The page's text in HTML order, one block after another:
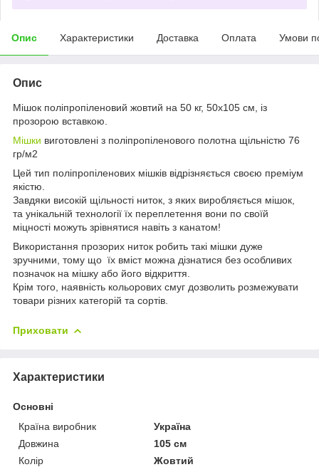
Опис Характеристики Доставка Оплата Умови
Опис
Мішок поліпропіленовий жовтий на 50 кг, 50х105 см, із
прозорою вставкою.
Мішки виготовлені з поліпропіленового полотна щільністю 76
гр/м2
Цей тип поліпропіленових мішків відрізняється своєю преміум
якістю.
Завдяки високій щільності ниток, з яких виробляється мішок,
та унікальній технології їх переплетення вони по своїй
міцності можуть зрівнятися навіть з канатом!
Використання прозорих ниток робить такі мішки дуже
зручними, тому що їх вміст можна дізнатися без особливих
позначок на мішку або його відкриття.
Крім того, наявність кольорових смуг дозволить розмежувати
товари різних категорій та сортів.
Приховати
Характеристики
Основні
Країна виробник
Україна
Довжина
105 см
Колір
Жовтий